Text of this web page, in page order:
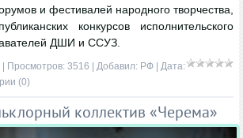
и фестивалей народного творчества,
конкурсов исполнительского
ДШИ и ССУЗ.
| Просмотров: 3516 | Добавил: РФ | Дата:
(0)
коллектив «Черема»